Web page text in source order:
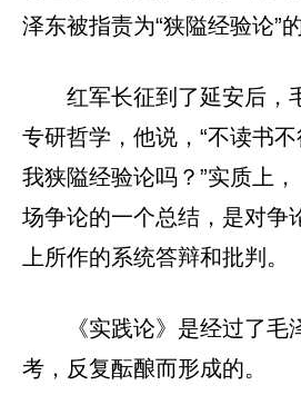
泽东被指责为“狭隘经验论”
红军长征到了延安后，
专研哲学，他说，“不读书
我狭隘经验论吗？”实质上
场争论的一个总结，是对争
上所作的系统答辩和批判。
《实践论》是经过了
考，反复酝酿而形成的。